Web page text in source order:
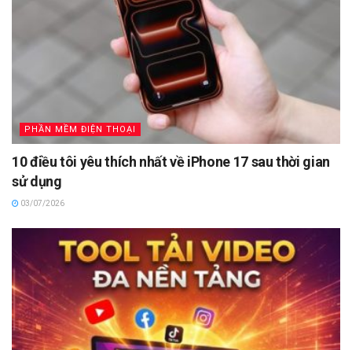
PHẦN MỀM ĐIỆN THOẠI
10 điều tôi yêu thích nhất về iPhone 17 sau thời gian
sử dụng
03/07/2026